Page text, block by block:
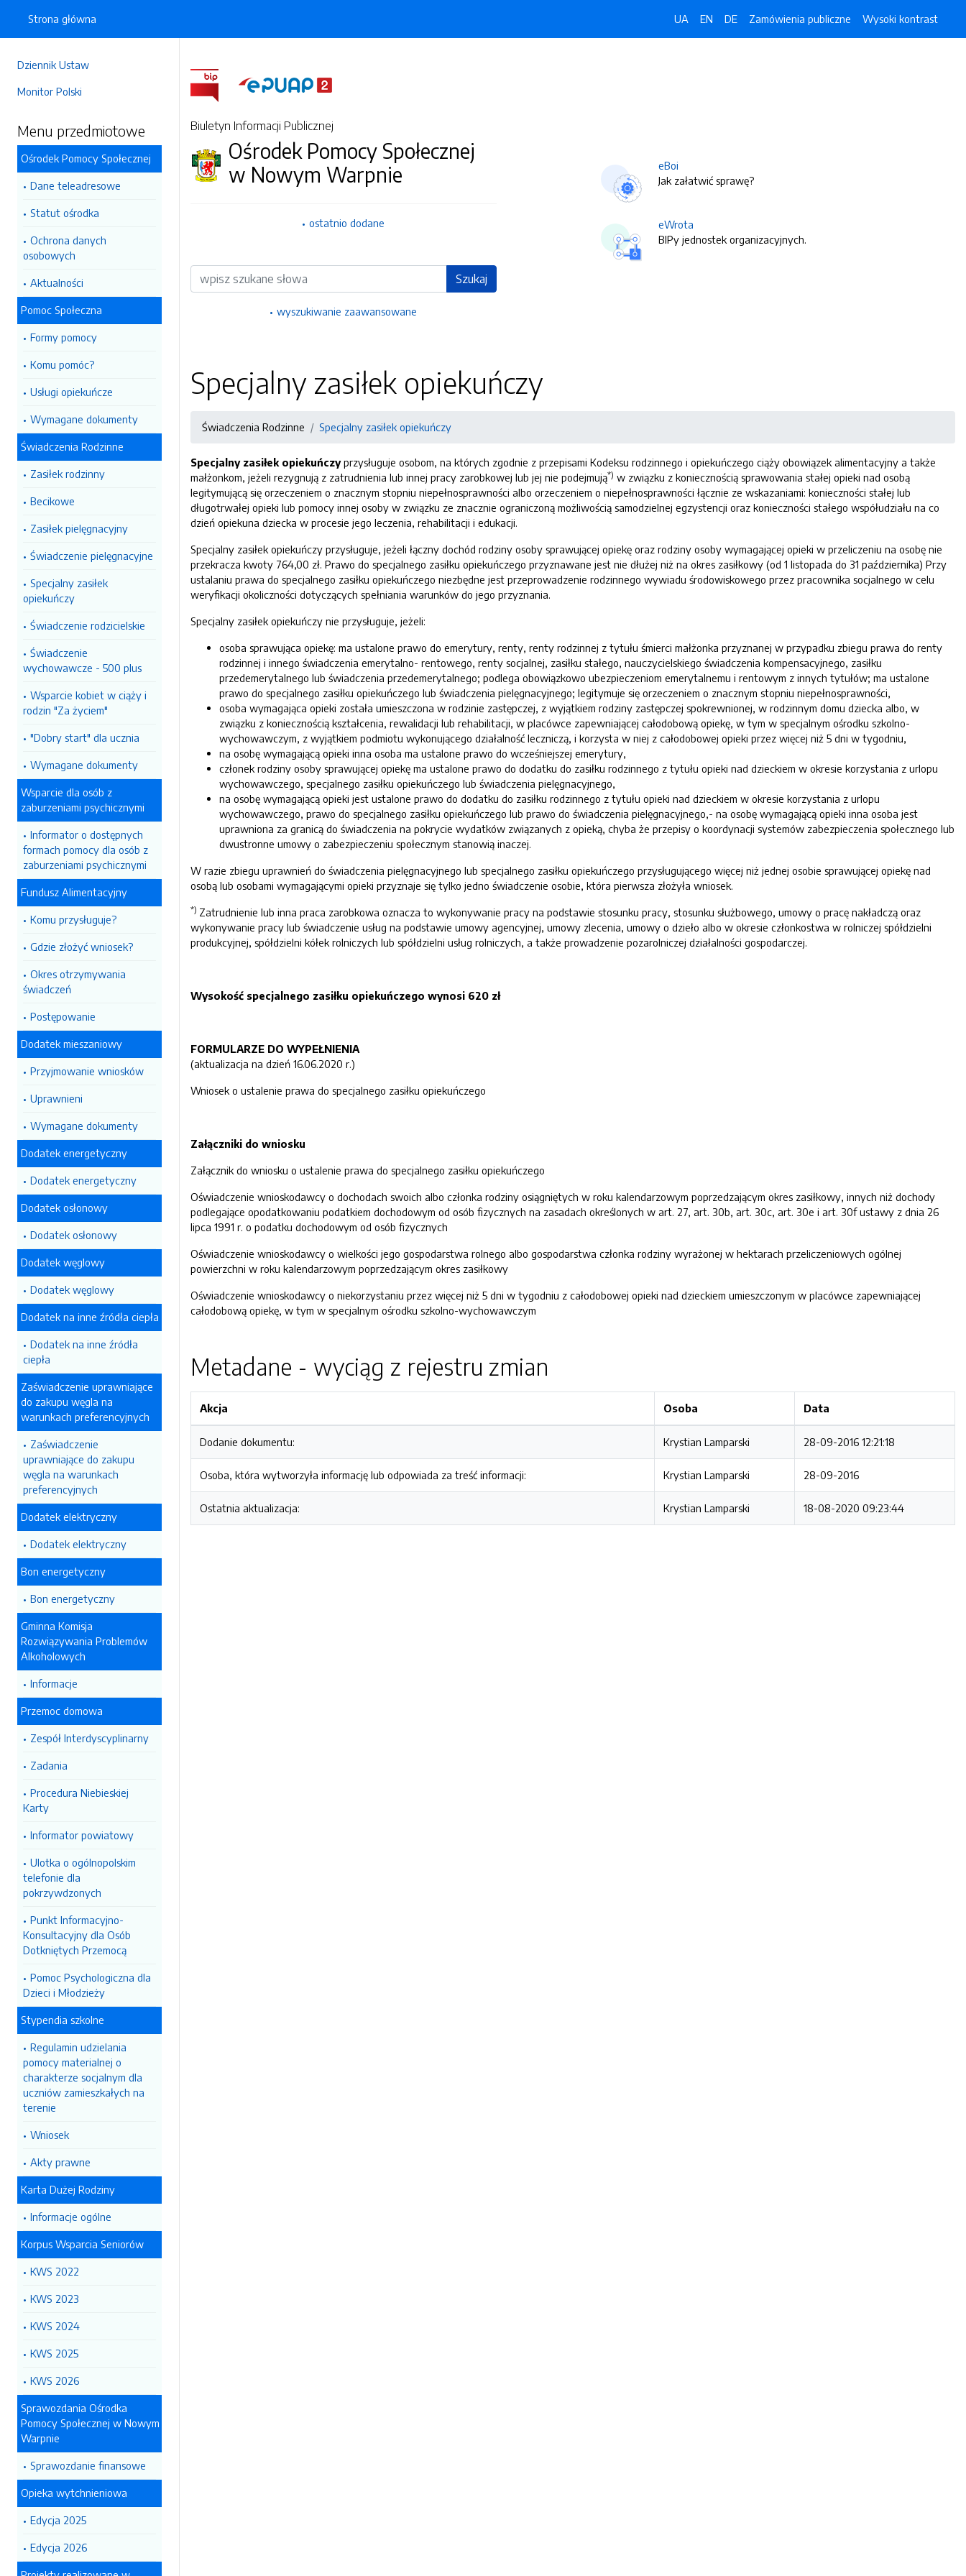
Dziennik Ustaw
Monitor Polski
Menu przedmiotowe
Ośrodek Pomocy Społecznej
Dane teleadresowe
Statut ośrodka
Ochrona danych
osobowych
Aktualności
Pomoc Społeczna
Formy pomocy
Komu pomóc?
Usługi opiekuńcze
Wymagane dokumenty
Świadczenia Rodzinne
Zasiłek rodzinny
Becikowe
Zasiłek pielęgnacyjny
Świadczenie pielęgnacyjne
Specjalny zasiłek
opiekuńczy
Świadczenie rodzicielskie
Świadczenie
wychowawcze - 500 plus
Wsparcie kobiet w ciąży i
rodzin "Za życiem"
"Dobry start" dla ucznia
Wymagane dokumenty
Wsparcie dla osób z
zaburzeniami psychicznymi
Informator o dostępnych
formach pomocy dla osób z
zaburzeniami psychicznymi
Fundusz Alimentacyjny
Komu przysługuje?
Gdzie złożyć wniosek?
Okres otrzymywania
świadczeń
Postępowanie
Dodatek mieszaniowy
Przyjmowanie wniosków
Uprawnieni
Wymagane dokumenty
Dodatek energetyczny
Dodatek energetyczny
Dodatek osłonowy
Dodatek osłonowy
Dodatek węglowy
Dodatek węglowy
Dodatek na inne źródła ciepła
Dodatek na inne źródła
ciepła
Zaświadczenie uprawniające
do zakupu węgla na
warunkach preferencyjnych
Zaświadczenie
uprawniające do zakupu
węgla na warunkach
preferencyjnych
Dodatek elektryczny
Dodatek elektryczny
Bon energetyczny
Bon energetyczny
Gminna Komisja
Rozwiązywania Problemów
Alkoholowych
Informacje
Przemoc domowa
Zespół Interdyscyplinarny
Zadania
Procedura Niebieskiej
Karty
Informator powiatowy
Ulotka o ogólnopolskim
telefonie dla
pokrzywdzonych
Punkt Informacyjno-
Konsultacyjny dla Osób
Dotkniętych Przemocą
Pomoc Psychologiczna dla
Dzieci i Młodzieży
Stypendia szkolne
Regulamin udzielania
pomocy materialnej o
charakterze socjalnym dla
uczniów zamieszkałych na
terenie
Wniosek
Akty prawne
Karta Dużej Rodziny
Informacje ogólne
Korpus Wsparcia Seniorów
KWS 2022
KWS 2023
KWS 2024
KWS 2025
KWS 2026
Sprawozdania Ośrodka
Pomocy Społecznej w Nowym
Warpnie
Sprawozdanie finansowe
Opieka wytchnieniowa
Edycja 2025
Edycja 2026
Strona główna UA EN DE Zamówienia publiczne Wysoki kontrast
Biuletyn Informacji Publicznej
Ośrodek Pomocy Społecznej
w Nowym Warpnie
ostatnio dodane
Wyszukiwarka Szukaj
wyszukiwanie zaawansowane
eBoi
Jak załatwić sprawę?
eWrota
BIPy jednostek organizacyjnych.
Specjalny zasiłek opiekuńczy
Świadczenia Rodzinne Specjalny zasiłek opiekuńczy
Specjalny zasiłek opiekuńczyprzysługuje osobom, na których zgodnie z przepisami Kodeksu rodzinnego i opiekuńczego ciąży obowiązek alimentacyjny a także
małżonkom, jeżeli rezygnują z zatrudnienia lub innej pracy zarobkowej lub jej nie podejmują*) w związku z koniecznością sprawowania stałej opieki nad osobą
legitymującą się orzeczeniem o znacznym stopniu niepełnosprawności albo orzeczeniem o niepełnosprawności łącznie ze wskazaniami: konieczności stałej lub
długotrwałej opieki lub pomocy innej osoby w związku ze znacznie ograniczoną możliwością samodzielnej egzystencji oraz konieczności stałego współudziału na co
dzień opiekuna dziecka w procesie jego leczenia, rehabilitacji i edukacji.
Specjalny zasiłek opiekuńczy przysługuje, jeżeli łączny dochód rodziny osoby sprawującej opiekę oraz rodziny osoby wymagającej opieki w przeliczeniu na osobę nie
przekracza kwoty 764,00 zł. Prawo do specjalnego zasiłku opiekuńczego przyznawane jest nie dłużej niż na okres zasiłkowy (od 1 listopada do 31 października) Przy
ustalaniu prawa do specjalnego zasiłku opiekuńczego niezbędne jest przeprowadzenie rodzinnego wywiadu środowiskowego przez pracownika socjalnego w celu
weryfikacji okoliczności dotyczących spełniania warunków do jego przyznania.
Specjalny zasiłek opiekuńczy nie przysługuje, jeżeli:
osoba sprawująca opiekę: ma ustalone prawo do emerytury, renty, renty rodzinnej z tytułu śmierci małżonka przyznanej w przypadku zbiegu prawa do renty
rodzinnej i innego świadczenia emerytalno- rentowego, renty socjalnej, zasiłku stałego, nauczycielskiego świadczenia kompensacyjnego, zasiłku
przedemerytalnego lub świadczenia przedemerytalnego; podlega obowiązkowo ubezpieczeniom emerytalnemu i rentowym z innych tytułów; ma ustalone
prawo do specjalnego zasiłku opiekuńczego lub świadczenia pielęgnacyjnego; legitymuje się orzeczeniem o znacznym stopniu niepełnosprawności,
osoba wymagająca opieki została umieszczona w rodzinie zastępczej, z wyjątkiem rodziny zastępczej spokrewnionej, w rodzinnym domu dziecka albo, w
związku z koniecznością kształcenia, rewalidacji lub rehabilitacji, w placówce zapewniającej całodobową opiekę, w tym w specjalnym ośrodku szkolno-
wychowawczym, z wyjątkiem podmiotu wykonującego działalność leczniczą, i korzysta w niej z całodobowej opieki przez więcej niż 5 dni w tygodniu,
na osobę wymagającą opieki inna osoba ma ustalone prawo do wcześniejszej emerytury,
członek rodziny osoby sprawującej opiekę ma ustalone prawo do dodatku do zasiłku rodzinnego z tytułu opieki nad dzieckiem w okresie korzystania z urlopu
wychowawczego, specjalnego zasiłku opiekuńczego lub świadczenia pielęgnacyjnego,
na osobę wymagającą opieki jest ustalone prawo do dodatku do zasiłku rodzinnego z tytułu opieki nad dzieckiem w okresie korzystania z urlopu
wychowawczego, prawo do specjalnego zasiłku opiekuńczego lub prawo do świadczenia pielęgnacyjnego,- na osobę wymagającą opieki inna osoba jest
uprawniona za granicą do świadczenia na pokrycie wydatków związanych z opieką, chyba że przepisy o koordynacji systemów zabezpieczenia społecznego lub
dwustronne umowy o zabezpieczeniu społecznym stanowią inaczej.
W razie zbiegu uprawnień do świadczenia pielęgnacyjnego lub specjalnego zasiłku opiekuńczego przysługującego więcej niż jednej osobie sprawującej opiekę nad
osobą lub osobami wymagającymi opieki przyznaje się tylko jedno świadczenie osobie, która pierwsza złożyła wniosek.
*) Zatrudnienie lub inna praca zarobkowa oznacza to wykonywanie pracy na podstawie stosunku pracy, stosunku służbowego, umowy o pracę nakładczą oraz
wykonywanie pracy lub świadczenie usług na podstawie umowy agencyjnej, umowy zlecenia, umowy o dzieło albo w okresie członkostwa w rolniczej spółdzielni
produkcyjnej, spółdzielni kółek rolniczych lub spółdzielni usług rolniczych, a także prowadzenie pozarolniczej działalności gospodarczej.
Wysokość specjalnego zasiłku opiekuńczego wynosi 620 zł
FORMULARZE DO WYPEŁNIENIA
(aktualizacja na dzień 16.06.2020 r.)
Wniosek o ustalenie prawa do specjalnego zasiłku opiekuńczego
Załączniki do wniosku
Załącznik do wniosku o ustalenie prawa do specjalnego zasiłku opiekuńczego
Oświadczenie wnioskodawcy o dochodach swoich albo członka rodziny osiągniętych w roku kalendarzowym poprzedzającym okres zasiłkowy, innych niż dochody
podlegające opodatkowaniu podatkiem dochodowym od osób fizycznych na zasadach określonych w art. 27, art. 30b, art. 30c, art. 30e i art. 30f ustawy z dnia 26
lipca 1991 r. o podatku dochodowym od osób fizycznych
Oświadczenie wnioskodawcy o wielkości jego gospodarstwa rolnego albo gospodarstwa członka rodziny wyrażonej w hektarach przeliczeniowych ogólnej
powierzchni w roku kalendarzowym poprzedzającym okres zasiłkowy
Oświadczenie wnioskodawcy o niekorzystaniu przez więcej niż 5 dni w tygodniu z całodobowej opieki nad dzieckiem umieszczonym w placówce zapewniającej
całodobową opiekę, w tym w specjalnym ośrodku szkolno-wychowawczym
Metadane - wyciąg z rejestru zmian
Akcja Osoba Data
Dodanie dokumentu: Krystian Lamparski 28-09-2016 12:21:18
Osoba, która wytworzyła informację lub odpowiada za treść informacji: Krystian Lamparski 28-09-2016
Ostatnia aktualizacja: Krystian Lamparski 18-08-2020 09:23:44